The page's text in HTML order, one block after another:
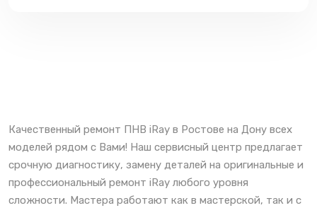
Качественный ремонт ПНВ iRay в Ростове на Дону всех
моделей рядом с Вами! Наш сервисный центр предлагает
срочную диагностику, замену деталей на оригинальные и
профессиональный ремонт iRay любого уровня
сложности. Мастера работают как в мастерской, так и с